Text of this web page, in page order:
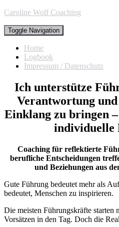
Caroline Wolf Coaching
Toggle Navigation
Home
Logbook
Impressum / Datenschutz
Ich unterstütze
Verantwortung
Einklang zu bringen
individuelle
Coaching für reflektierte
berufliche Entscheidungen
und Beziehungen aus
Gute Führung bedeutet mehr als
bedeutet, Menschen zu inspirieren.
Die meisten Führungskräfte starten
Vorsätzen in den Tag. Doch die